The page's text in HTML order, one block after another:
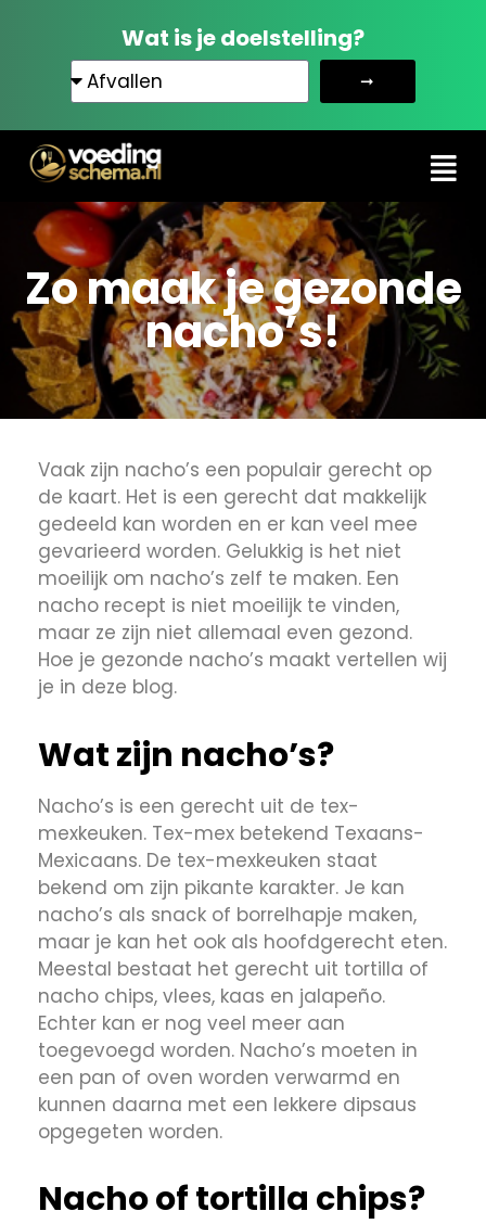
Wat is je doelstelling?
➞
Zo maak je gezonde
nacho’s!
Vaak zijn nacho’s een populair gerecht op
de kaart. Het is een gerecht dat makkelijk
gedeeld kan worden en er kan veel mee
gevarieerd worden. Gelukkig is het niet
moeilijk om nacho’s zelf te maken. Een
nacho recept is niet moeilijk te vinden,
maar ze zijn niet allemaal even gezond.
Hoe je gezonde nacho’s maakt vertellen wij
je in deze blog.
Wat zijn nacho’s?
Nacho’s is een gerecht uit de tex-
mexkeuken. Tex-mex betekend Texaans-
Mexicaans. De tex-mexkeuken staat
bekend om zijn pikante karakter. Je kan
nacho’s als snack of borrelhapje maken,
maar je kan het ook als hoofdgerecht eten.
Meestal bestaat het gerecht uit tortilla of
nacho chips, vlees, kaas en jalapeño.
Echter kan er nog veel meer aan
toegevoegd worden. Nacho’s moeten in
een pan of oven worden verwarmd en
kunnen daarna met een lekkere dipsaus
opgegeten worden.
Nacho of tortilla chips?